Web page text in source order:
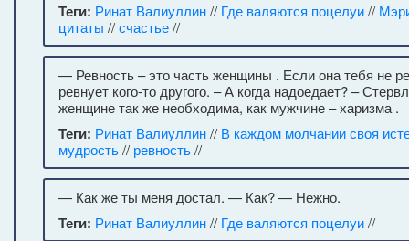
Теги: Ринат Валиуллин// Где валяются поцелуи//
цитаты //счастье//
— Ревность – это часть женщины . Если она тебя не
ревнует кого-то другого. – А когда надоедает? –
женщине так же необходима, как мужчине – харизма .
Теги: Ринат Валиуллин// В каждом молчании своя
мудрость// ревность//
— Как же ты меня достал. — Как? — Нежно.
Теги: Ринат Валиуллин// Где валяются поцелуи//